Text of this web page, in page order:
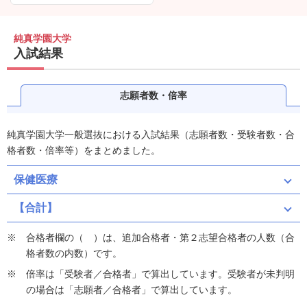
純真学園大学
入試結果
志願者数・倍率
純真学園大学一般選抜における入試結果（志願者数・受験者数・合
格者数・倍率等）をまとめました。
保健医療
【合計】
合格者欄の（ ）は、追加合格者・第２志望合格者の人数（合
格者数の内数）です。
倍率は「受験者／合格者」で算出しています。受験者が未判明
の場合は「志願者／合格者」で算出しています。